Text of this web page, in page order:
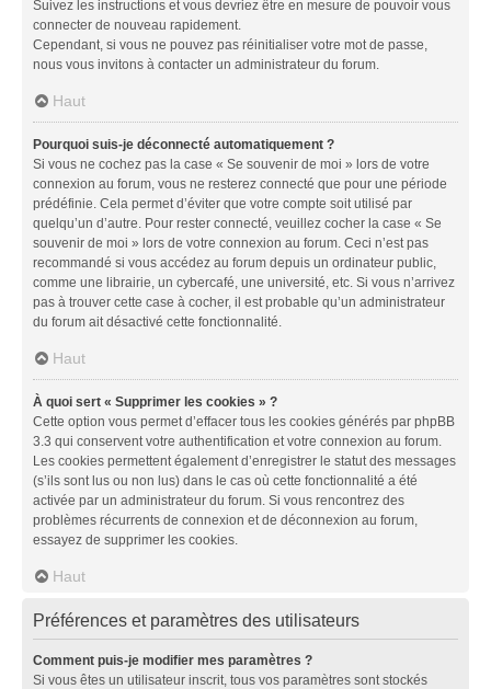
Suivez les instructions et vous devriez être en mesure de pouvoir vous
connecter de nouveau rapidement.
Cependant, si vous ne pouvez pas réinitialiser votre mot de passe,
nous vous invitons à contacter un administrateur du forum.
Haut
Pourquoi suis-je déconnecté automatiquement ?
Si vous ne cochez pas la case « Se souvenir de moi » lors de votre
connexion au forum, vous ne resterez connecté que pour une période
prédéfinie. Cela permet d’éviter que votre compte soit utilisé par
quelqu’un d’autre. Pour rester connecté, veuillez cocher la case « Se
souvenir de moi » lors de votre connexion au forum. Ceci n’est pas
recommandé si vous accédez au forum depuis un ordinateur public,
comme une librairie, un cybercafé, une université, etc. Si vous n’arrivez
pas à trouver cette case à cocher, il est probable qu’un administrateur
du forum ait désactivé cette fonctionnalité.
Haut
À quoi sert « Supprimer les cookies » ?
Cette option vous permet d’effacer tous les cookies générés par phpBB
3.3 qui conservent votre authentification et votre connexion au forum.
Les cookies permettent également d’enregistrer le statut des messages
(s’ils sont lus ou non lus) dans le cas où cette fonctionnalité a été
activée par un administrateur du forum. Si vous rencontrez des
problèmes récurrents de connexion et de déconnexion au forum,
essayez de supprimer les cookies.
Haut
Préférences et paramètres des utilisateurs
Comment puis-je modifier mes paramètres ?
Si vous êtes un utilisateur inscrit, tous vos paramètres sont stockés